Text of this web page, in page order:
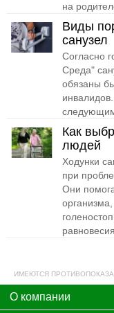
на
Виды
санузел
Согласно
Среда"
обязаны
Как
людей
Ходунки
при
Они
ИМЕЮТСЯ
О компании